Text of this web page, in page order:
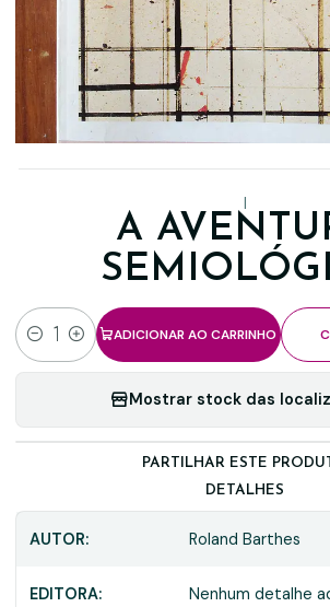
|
A
Quantidade
ADICIONAR AO CARRINHO
Mostrar stock das
PARTILHAR ESTE
DETALHES
AUTOR: Roland Barthes
EDITORA: Nenhum detalhe